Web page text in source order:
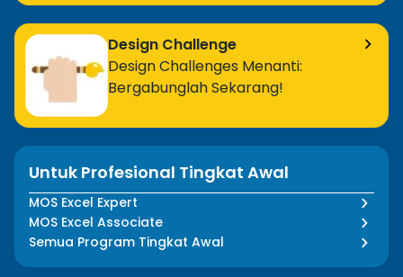
Design Challenge
Design Challenges Menanti:
Bergabunglah Sekarang!
Untuk Profesional Tingkat Awal
MOS Excel Expert
MOS Excel Associate
Semua Program Tingkat Awal